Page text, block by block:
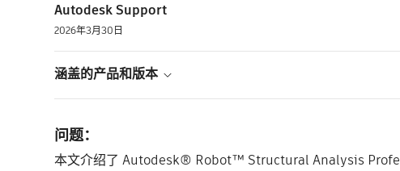
Autodesk Support
2026年3月30日
涵盖的产品和版本
问题：
本文介绍了 Autodesk® Robot™ Structural Analysis